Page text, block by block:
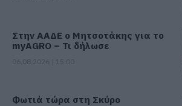
Στην ΑΑΔΕ ο Μητσοτάκης για το
myAGRO – Τι δήλωσε
Φωτιά τώρα στη Σκύρο